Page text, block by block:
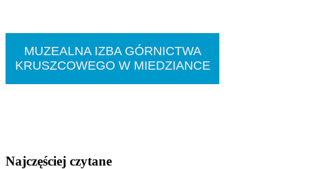
MUZEALNA IZBA GÓRNICTWA
KRUSZCOWEGO W MIEDZIANCE
Najczęściej czytane